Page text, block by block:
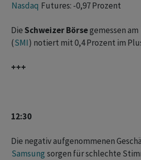
Nasdaq Futures: -0,97 Prozent
Die Schweizer Börsegemessen am
(SMI) notiert mit 0,4 Prozent im
+++
12:30
Die negativ aufgenommenen
Samsung sorgen für schlechte